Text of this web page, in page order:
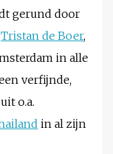
gerund door
Tristan de Boer,
in alle
verfijnde,
o.a.
in al zijn